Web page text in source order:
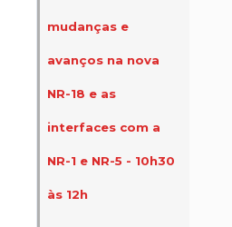
mudanças e
avanços na nova
NR-18 e as
interfaces com a
NR-1 e NR-5 - 10h30
às 12h